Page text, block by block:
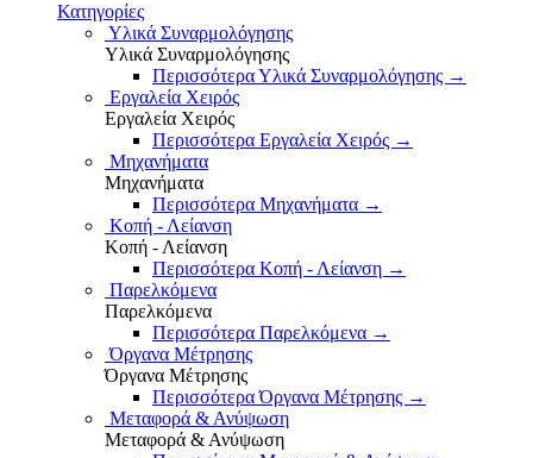
Κατηγορίες
Υλικά Συναρμολόγησης
Υλικά Συναρμολόγησης
Περισσότερα Υλικά Συναρμολόγησης →
Εργαλεία Χειρός
Εργαλεία Χειρός
Περισσότερα Εργαλεία Χειρός →
Μηχανήματα
Μηχανήματα
Περισσότερα Μηχανήματα →
Κοπή - Λείανση
Κοπή - Λείανση
Περισσότερα Κοπή - Λείανση →
Παρελκόμενα
Παρελκόμενα
Περισσότερα Παρελκόμενα →
Όργανα Μέτρησης
Όργανα Μέτρησης
Περισσότερα Όργανα Μέτρησης →
Μεταφορά & Ανύψωση
Μεταφορά & Ανύψωση